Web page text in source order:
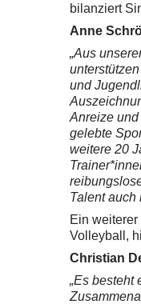
bilanziert
Anne
„Aus
und
Anreize
gelebte
weitere 20
Talent auch
Ein
Volleyball,
Christian
„Es besteht